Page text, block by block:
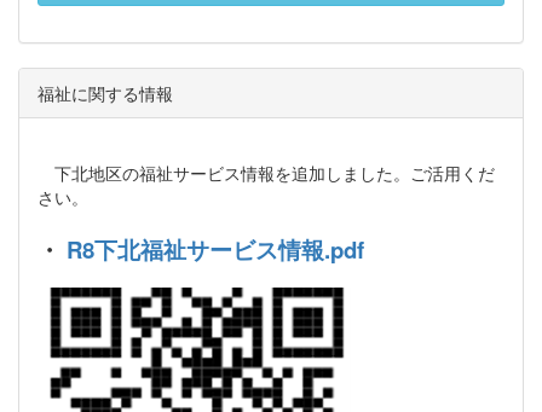
福祉に関する情報
下北地区の福祉サービス情報を追加しました。ご活用くだ
さい。
・ R8下北福祉サービス情報.pdf